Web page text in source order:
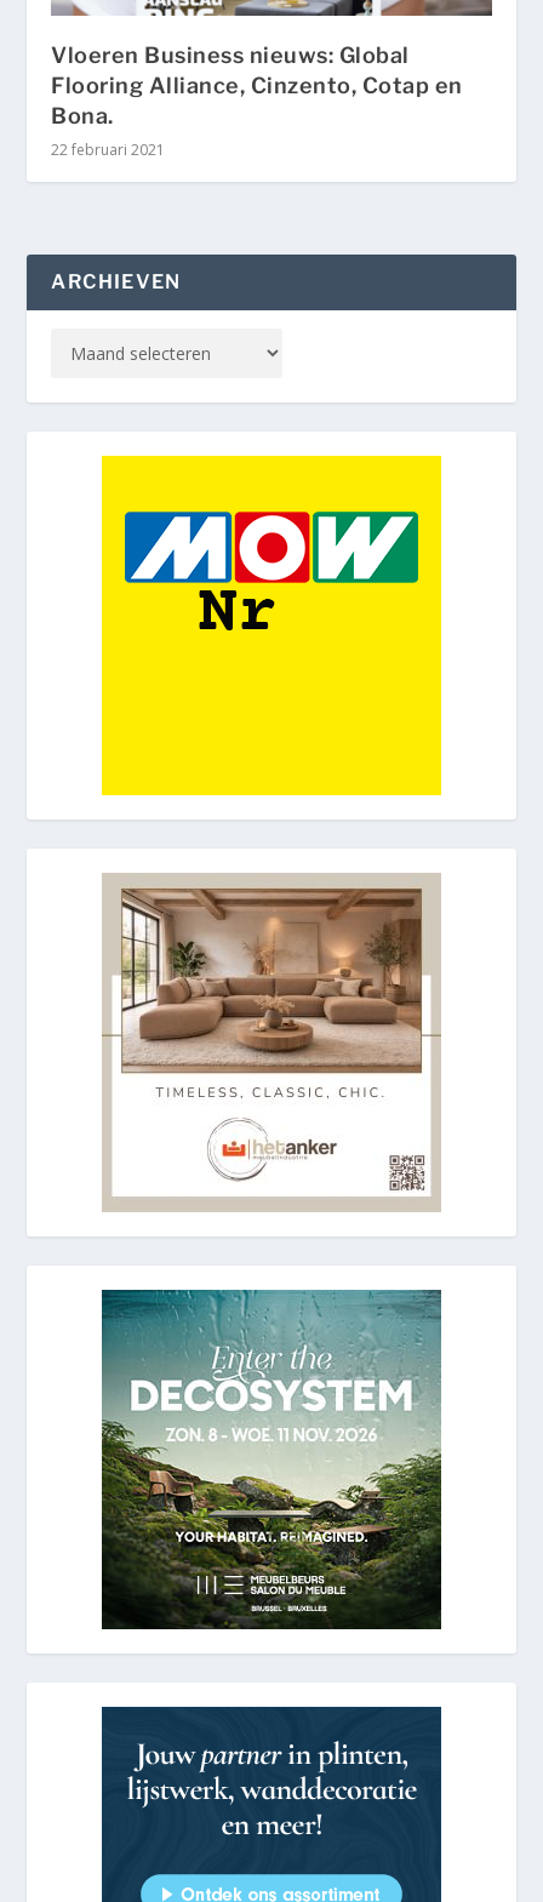
Vloeren Business nieuws: Global
Flooring Alliance, Cinzento, Cotap en
Bona.
22 februari 2021
ARCHIEVEN